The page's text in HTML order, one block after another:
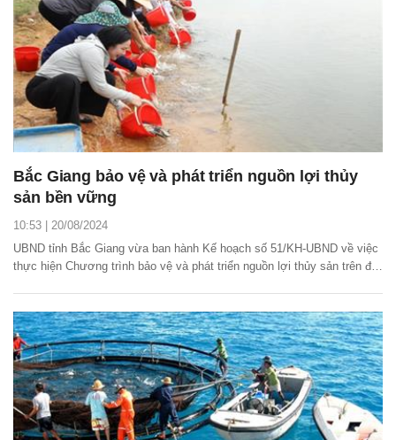
Bắc Giang bảo vệ và phát triển nguồn lợi thủy
sản bền vững
10:53 | 20/08/2024
UBND tỉnh Bắc Giang vừa ban hành Kế hoạch số 51/KH-UBND về việc
thực hiện Chương trình bảo vệ và phát triển nguồn lợi thủy sản trên địa